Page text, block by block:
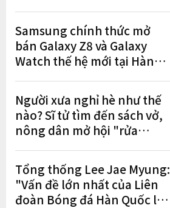
Samsung chính thức mở
bán Galaxy Z8 và Galaxy
Watch thế hệ mới tại Hàn
đơn đặt trước
Người xưa nghỉ hè như thế
nào? Sĩ tử tìm đến sách vở,
nông dân mở hội "rửa
Tổng thống Lee Jae Myung:
"Vấn đề lớn nhất của Liên
đoàn Bóng đá Hàn Quốc là